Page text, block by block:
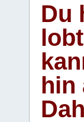
Du
hin